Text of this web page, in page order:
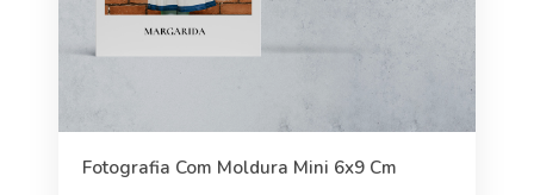
Fotografia Com Moldura Mini 6x9 Cm